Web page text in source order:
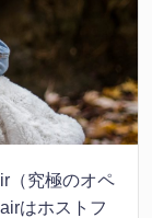
（究極のオペ
はホストフ